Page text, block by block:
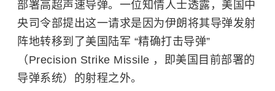
部署高超声速导弹。一位知情人士透露，美国中
央司令部提出这一请求是因为伊朗将其导弹发射
阵地转移到了美国陆军 “精确打击导弹”
（Precision Strike Missile ，即美国目前部署的
导弹系统）的射程之外。